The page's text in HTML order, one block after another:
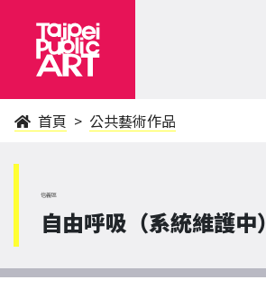
首頁 公共藝術作品
信義區
自由呼吸（系統維護中）